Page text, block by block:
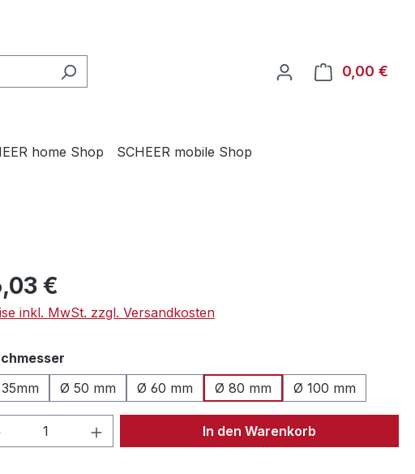
0,00 €
home Shop SCHEER mobile Shop
Preis:
€
inkl. MwSt. zzgl. Versandkosten
Ø 50 mm Ø 60 mm Ø 80 mm Ø 100 mm
Anzahl: Gib den gewünschten Wert
In den Warenkorb